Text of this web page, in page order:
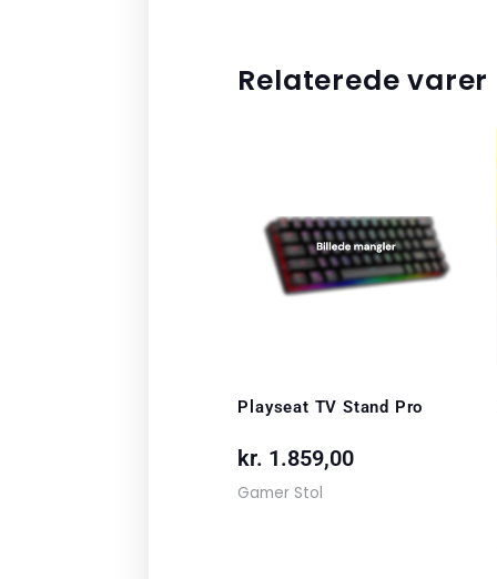
Relaterede varer
Playseat TV Stand Pro
kr. 1.859,00
Gamer Stol